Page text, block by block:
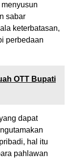
sabar
keterbatasan,
perbedaan
OTT Bupati
dapat
hal itu
pahlawan